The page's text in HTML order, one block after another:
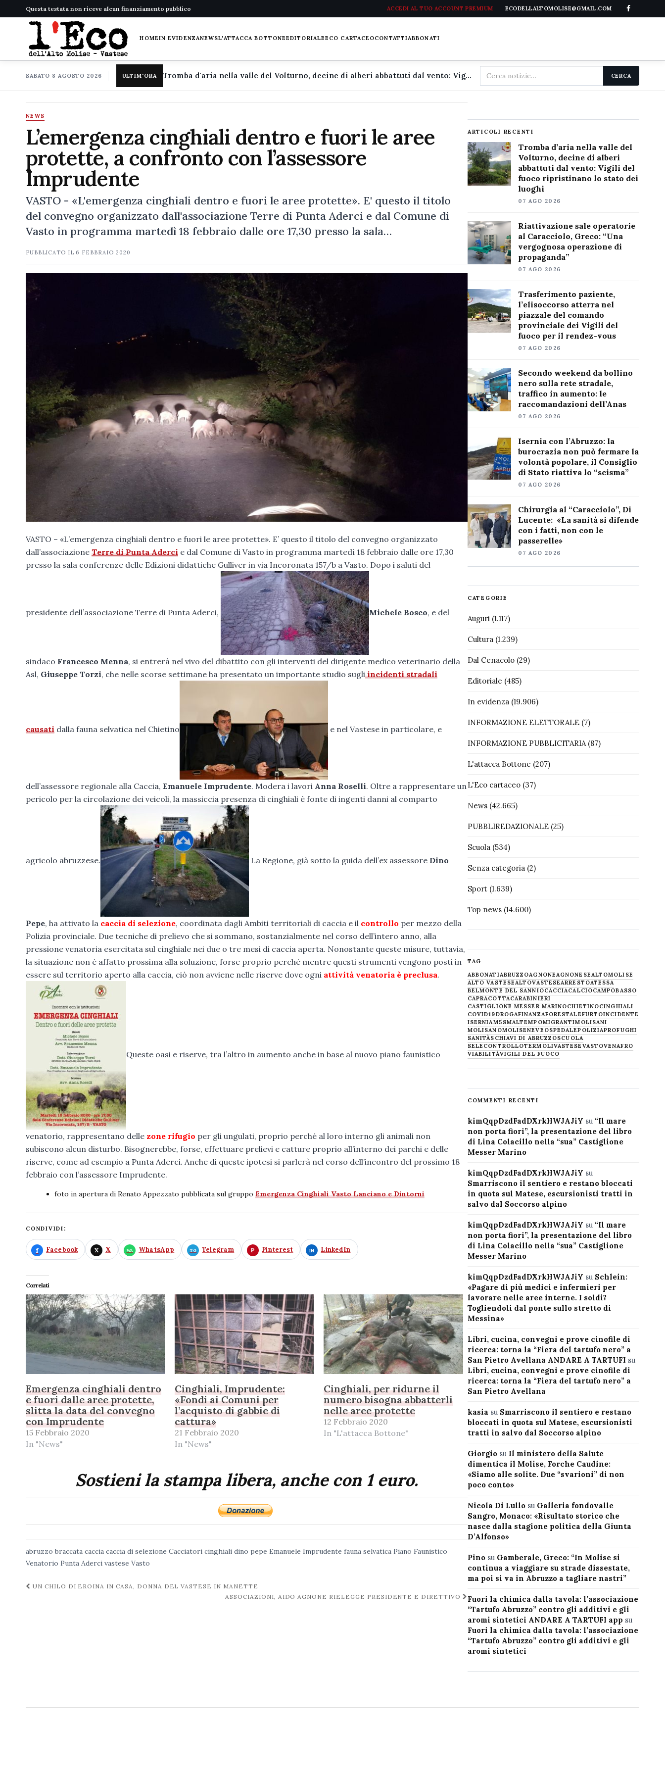
Questa testata non riceve alcun finanziamento pubblico ACCEDI AL TUO ACCOUNT PREMIUM ECODELLALTOMOLISE@GMAIL.COM
HOMEIN EVIDENZANEWSL'ATTACCA BOTTONEEDITORIALEECO CARTACEOCONTATTIABBONATI
SABATO 8 AGOSTO 2026 ULTIM'ORA Tromba d'aria nella valle del Volturno, decine di alberi abbattuti dal vento: Vigili del fuoco ripristinano lo stato dei luoghi
Cerca
nel
CERCA
NEWS
L’emergenza cinghiali dentro e fuori le aree
protette, a confronto con l’assessore
Imprudente
VASTO - «L'emergenza cinghiali dentro e fuori le aree protette». E' questo il titolo
del convegno organizzato dall'associazione Terre di Punta Aderci e dal Comune di
Vasto in programma martedì 18 febbraio dalle ore 17,30 presso la sala…
PUBBLICATO IL 6 FEBBRAIO 2020
VASTO – «L’emergenza cinghiali dentro e fuori le aree protette». E’ questo il titolo del convegno organizzato
dall’associazione Terre di Punta Aderci e dal Comune di Vasto in programma martedì 18 febbraio dalle ore 17,30
presso la sala conferenze delle Edizioni didattiche Gulliver in via Incoronata 157/b a Vasto. Dopo i saluti del
presidente dell’associazione Terre di Punta Aderci, Michele Bosco, e del
sindaco Francesco Menna, si entrerà nel vivo del dibattito con gli interventi del dirigente medico veterinario della
Asl, Giuseppe Torzi, che nelle scorse settimane ha presentato un importante studio sugliincidenti stradali
causati dalla fauna selvatica nel Chietino e nel Vastese in particolare, e
dell’assessore regionale alla Caccia, Emanuele Imprudente. Modera i lavori Anna Roselli. Oltre a rappresentare un
pericolo per la circolazione dei veicoli, la massiccia presenza di cinghiali è fonte di ingenti danni al comparto
agricolo abruzzese. La Regione, già sotto la guida dell’ex assessore Dino
Pepe, ha attivato la caccia di selezione, coordinata dagli Ambiti territoriali di caccia e il controllo per mezzo della
Polizia provinciale. Due tecniche di prelievo che si sommano, sostanzialmente nel corso dell’intero anno, alla
pressione venatoria esercitata sul cinghiale nei due o tre mesi di caccia aperta. Nonostante queste misure, tuttavia,
la situazione non è affatto prossima alla soluzione, forse proprio perché mentre questi strumenti vengono posti in
essere sul territorio aperto alla caccia, ciò non avviene nelle riserve dove ogni attività venatoria è preclusa.
Queste oasi e riserve, tra l’altro in aumento anche in base al nuovo piano faunistico
venatorio, rappresentano delle zone rifugio per gli ungulati, proprio perché al loro interno gli animali non
subiscono alcun disturbo. Bisognerebbe, forse, effettuare prelievi e catture proprio all’interno dei parchi e delle
riserve, come ad esempio a Punta Aderci. Anche di queste ipotesi si parlerà nel corso dell’incontro del prossimo 18
febbraio con l’assessore Imprudente.
foto in apertura di Renato Appezzato‎ pubblicata sul gruppo Emergenza Cinghiali Vasto Lanciano e Dintorni
CONDIVIDI:
Facebook X WhatsApp Telegram Pinterest LinkedIn
Correlati
Emergenza cinghiali dentro
e fuori dalle aree protette,
slitta la data del convegno
con Imprudente
15 Febbraio 2020
In "News"
Cinghiali, Imprudente:
«Fondi ai Comuni per
l’acquisto di gabbie di
cattura»
21 Febbraio 2020
In "News"
Cinghiali, per ridurne il
numero bisogna abbatterli
nelle aree protette
12 Febbraio 2020
In "L'attacca Bottone"
Sostieni la stampa libera, anche con 1 euro.
abruzzo braccata caccia caccia di selezione Cacciatori cinghiali dino pepe Emanuele Imprudente fauna selvatica Piano Faunistico
Venatorio Punta Aderci vastese Vasto
Navigazione
UN CHILO DI EROINA IN CASA, DONNA DEL VASTESE IN MANETTE
ASSOCIAZIONI, AIDO AGNONE RIELEGGE PRESIDENTE E DIRETTIVO
ARTICOLI RECENTI
Tromba d’aria nella valle del
Volturno, decine di alberi
abbattuti dal vento: Vigili del
fuoco ripristinano lo stato dei
luoghi
07 AGO 2026
Riattivazione sale operatorie
al Caracciolo, Greco: “Una
vergognosa operazione di
propaganda”
07 AGO 2026
Trasferimento paziente,
l’elisoccorso atterra nel
piazzale del comando
provinciale dei Vigili del
fuoco per il rendez-vous
07 AGO 2026
Secondo weekend da bollino
nero sulla rete stradale,
traffico in aumento: le
raccomandazioni dell’Anas
07 AGO 2026
Isernia con l’Abruzzo: la
burocrazia non può fermare la
volontà popolare, il Consiglio
di Stato riattiva lo “scisma”
07 AGO 2026
Chirurgia al “Caracciolo”, Di
Lucente: «La sanità si difende
con i fatti, non con le
passerelle»
07 AGO 2026
CATEGORIE
Auguri(1.117)
Cultura(1.239)
Dal Cenacolo(29)
Editoriale (485)
In evidenza(19.906)
INFORMAZIONE ELETTORALE(7)
INFORMAZIONE PUBBLICITARIA(87)
L'attacca Bottone (207)
L'Eco cartaceo(37)
News(42.665)
PUBBLIREDAZIONALE(25)
Scuola(534)
Senza categoria(2)
Sport(1.639)
Top news(14.600)
TAG
ABBONATIABRUZZOAGNONEAGNONESEALTOMOLISE
ALTO VASTESEALTOVASTESEARRESTOATESSA
BELMONTE DEL SANNIOCACCIACALCIOCAMPOBASSO
CAPRACOTTACARABINIERI
CASTIGLIONE MESSER MARINOCHIETINOCINGHIALI
COVID19DROGAFINANZAFORESTALEFURTOINCIDENTE
ISERNIAM5SMALTEMPOMIGRANTIMOLISANI
MOLISANOMOLISENEVE OSPEDALEPOLIZIAPROFUGHI
SANITÀSCHIAVI DI ABRUZZOSCUOLA
SELECONTROLLOTERMOLIVASTESE VASTOVENAFRO
VIABILITÀVIGILI DEL FUOCO
COMMENTI RECENTI
kimQqpDzdFadDXrkHWJAJiY su “Il mare
non porta fiori”, la presentazione del libro
di Lina Colacillo nella “sua” Castiglione
Messer Marino
kimQqpDzdFadDXrkHWJAJiY su
Smarriscono il sentiero e restano bloccati
in quota sul Matese, escursionisti tratti in
salvo dal Soccorso alpino
kimQqpDzdFadDXrkHWJAJiY su “Il mare
non porta fiori”, la presentazione del libro
di Lina Colacillo nella “sua” Castiglione
Messer Marino
kimQqpDzdFadDXrkHWJAJiY su Schlein:
«Pagare di più medici e infermieri per
lavorare nelle aree interne. I soldi?
Togliendoli dal ponte sullo stretto di
Messina»
Libri, cucina, convegni e prove cinofile di
ricerca: torna la “Fiera del tartufo nero” a
San Pietro Avellana ANDARE A TARTUFI su
Libri, cucina, convegni e prove cinofile di
ricerca: torna la “Fiera del tartufo nero” a
San Pietro Avellana
kasia su Smarriscono il sentiero e restano
bloccati in quota sul Matese, escursionisti
tratti in salvo dal Soccorso alpino
Giorgiosu Il ministero della Salute
dimentica il Molise, Forche Caudine:
«Siamo alle solite. Due “svarioni” di non
poco conto»
Nicola Di Lullosu Galleria fondovalle
Sangro, Monaco: «Risultato storico che
nasce dalla stagione politica della Giunta
D’Alfonso»
Pinosu Gamberale, Greco: “In Molise si
continua a viaggiare su strade dissestate,
ma poi si va in Abruzzo a tagliare nastri”
Fuori la chimica dalla tavola: l’associazione
“Tartufo Abruzzo” contro gli additivi e gli
aromi sintetici ANDARE A TARTUFI app su
Fuori la chimica dalla tavola: l’associazione
“Tartufo Abruzzo” contro gli additivi e gli
aromi sintetici